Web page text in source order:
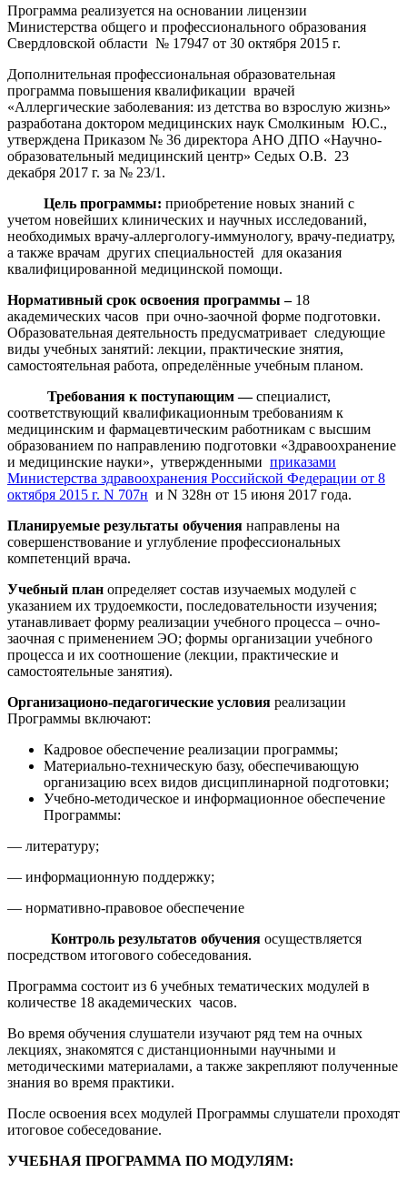
Программа реализуется на основании лицензии
Министерства общего и профессионального образования
Свердловской области № 17947 от 30 октября 2015 г.
Дополнительная профессиональная образовательная
программа повышения квалификации врачей
«Аллергические заболевания: из детства во взрослую жизнь»
разработана доктором медицинских наук Смолкиным Ю.С.,
утверждена Приказом № 36 директора АНО ДПО «Научно-
образовательный медицинский центр» Седых О.В. 23
декабря 2017 г. за № 23/1.
Цель программы: приобретение новых знаний с
учетом новейших клинических и научных исследований,
необходимых врачу-аллергологу-иммунологу, врачу-педиатру,
а также врачам других специальностей для оказания
квалифицированной медицинской помощи.
Нормативный срок освоения программы – 18
академических часов при очно-заочной форме подготовки.
Образовательная деятельность предусматривает следующие
виды учебных занятий: лекции, практические знятия,
самостоятельная работа, определённые учебным планом.
Требования к поступающим—специалист,
соответствующий квалификационным требованиям к
медицинским и фармацевтическим работникам с высшим
образованием по направлению подготовки «Здравоохранение
и медицинские науки», утвержденными приказами
Министерства здравоохранения Российской Федерации от 8
октября 2015 г. N 707н и N 328н от 15 июня 2017 года.
Планируемые результаты обучения направлены на
совершенствование и углубление профессиональных
компетенций врача.
Учебный план определяет состав изучаемых модулей с
указанием их трудоемкости, последовательности изучения;
утанавливает форму реализации учебного процесса – очно-
заочная с применением ЭО; формы организации учебного
процесса и их соотношение (лекции, практические и
самостоятельные занятия).
Организационо-педагогические условия реализации
Программы включают:
Кадровое обеспечение реализации программы;
Материально-техническую базу, обеспечивающую
организацию всех видов дисциплинарной подготовки;
Учебно-методическое и информационное обеспечение
Программы:
— литературу;
— информационную поддержку;
— нормативно-правовое обеспечение
Контроль результатов обучения осуществляется
посредством итогового собеседования.
Программа состоит из 6 учебных тематических модулей в
количестве 18 академических часов.
Во время обучения слушатели изучают ряд тем на очных
лекциях, знакомятся с дистанционными научными и
методическими материалами, а также закрепляют полученные
знания во время практики.
После освоения всех модулей Программы слушатели проходят
итоговое собеседование.
УЧЕБНАЯ ПРОГРАММА ПО МОДУЛЯМ: